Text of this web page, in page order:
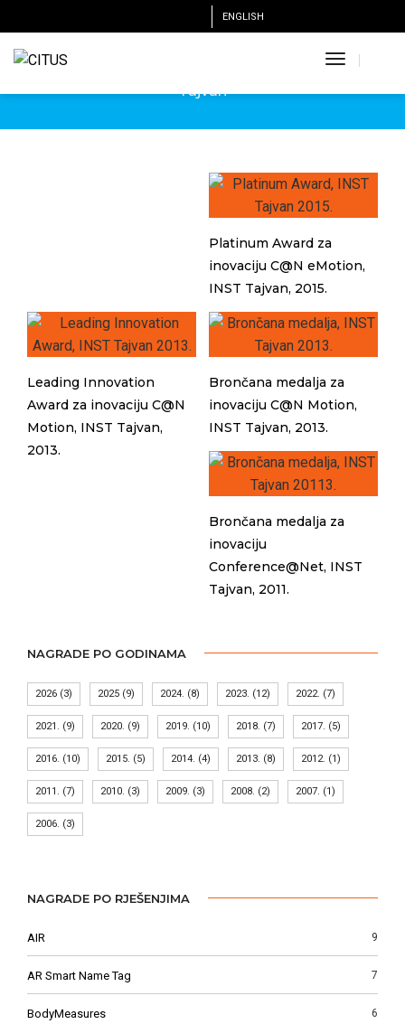
ENGLISH
Toggle
INST
International Invention Show & Technomart , Taipei,
Tajvan
Platinum Award za
inovaciju C@N eMotion,
INST Tajvan, 2015.
Leading Innovation
Award za inovaciju C@N
Motion, INST Tajvan,
2013.
Brončana medalja za
inovaciju C@N Motion,
INST Tajvan, 2013.
Brončana medalja za
inovaciju
Conference@Net, INST
Tajvan, 2011.
NAGRADE PO GODINAMA
2026 (3) 2025 (9) 2024. (8) 2023. (12) 2022. (7)
2021. (9) 2020. (9) 2019. (10) 2018. (7) 2017. (5)
2016. (10) 2015. (5) 2014. (4) 2013. (8) 2012. (1)
2011. (7) 2010. (3) 2009. (3) 2008. (2) 2007. (1)
2006. (3)
NAGRADE PO RJEŠENJIMA
AIR 9
AR Smart Name Tag 7
BodyMeasures 6